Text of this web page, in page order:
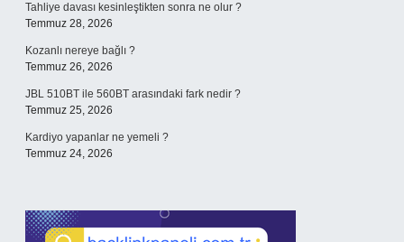
Tahliye davası kesinleştikten sonra ne olur ?
Temmuz 28, 2026
Kozanlı nereye bağlı ?
Temmuz 26, 2026
JBL 510BT ile 560BT arasındaki fark nedir ?
Temmuz 25, 2026
Kardiyo yapanlar ne yemeli ?
Temmuz 24, 2026